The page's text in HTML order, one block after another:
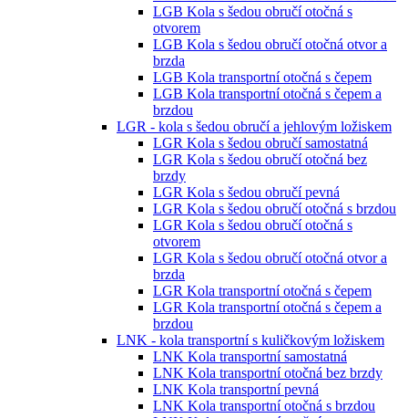
LGB Kola s šedou obručí otočná s
otvorem
LGB Kola s šedou obručí otočná otvor a
brzda
LGB Kola transportní otočná s čepem
LGB Kola transportní otočná s čepem a
brzdou
LGR - kola s šedou obručí a jehlovým ložiskem
LGR Kola s šedou obručí samostatná
LGR Kola s šedou obručí otočná bez
brzdy
LGR Kola s šedou obručí pevná
LGR Kola s šedou obručí otočná s brzdou
LGR Kola s šedou obručí otočná s
otvorem
LGR Kola s šedou obručí otočná otvor a
brzda
LGR Kola transportní otočná s čepem
LGR Kola transportní otočná s čepem a
brzdou
LNK - kola transportní s kuličkovým ložiskem
LNK Kola transportní samostatná
LNK Kola transportní otočná bez brzdy
LNK Kola transportní pevná
LNK Kola transportní otočná s brzdou